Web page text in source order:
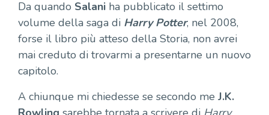
Da quando Salani ha pubblicato il settimo
volume della saga di Harry Potter, nel 2008,
forse il libro più atteso della Storia, non avrei
mai creduto di trovarmi a presentarne un nuovo
capitolo.
A chiunque mi chiedesse se secondo me J.K.